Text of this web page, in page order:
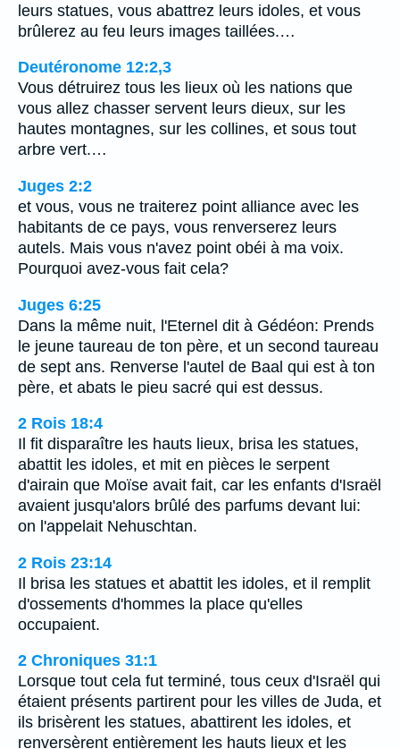
leurs statues, vous abattrez leurs idoles, et vous
brûlerez au feu leurs images taillées.…
Deutéronome 12:2,3
Vous détruirez tous les lieux où les nations que
vous allez chasser servent leurs dieux, sur les
hautes montagnes, sur les collines, et sous tout
arbre vert.…
Juges 2:2
et vous, vous ne traiterez point alliance avec les
habitants de ce pays, vous renverserez leurs
autels. Mais vous n'avez point obéi à ma voix.
Pourquoi avez-vous fait cela?
Juges 6:25
Dans la même nuit, l'Eternel dit à Gédéon: Prends
le jeune taureau de ton père, et un second taureau
de sept ans. Renverse l'autel de Baal qui est à ton
père, et abats le pieu sacré qui est dessus.
2 Rois 18:4
Il fit disparaître les hauts lieux, brisa les statues,
abattit les idoles, et mit en pièces le serpent
d'airain que Moïse avait fait, car les enfants d'Israël
avaient jusqu'alors brûlé des parfums devant lui:
on l'appelait Nehuschtan.
2 Rois 23:14
Il brisa les statues et abattit les idoles, et il remplit
d'ossements d'hommes la place qu'elles
occupaient.
2 Chroniques 31:1
Lorsque tout cela fut terminé, tous ceux d'Israël qui
étaient présents partirent pour les villes de Juda, et
ils brisèrent les statues, abattirent les idoles, et
renversèrent entièrement les hauts lieux et les